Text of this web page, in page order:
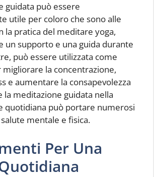
guidata può essere
utile per coloro che sono alle
la pratica del meditare yoga,
un supporto e una guida durante
può essere utilizzata come
la concentrazione,
e aumentare la consapevolezza
la meditazione guidata nella
quotidiana può portare numerosi
mentale e fisica.
Per Una